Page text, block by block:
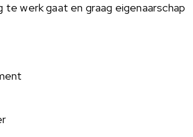
werk gaat en graag eigenaarschap